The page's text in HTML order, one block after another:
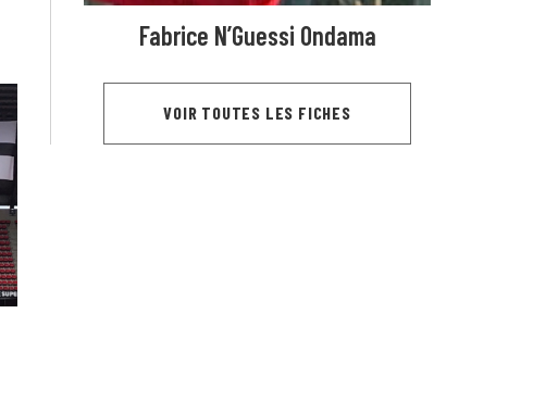
Fabrice N’Guessi Ondama
VOIR TOUTES LES FICHES